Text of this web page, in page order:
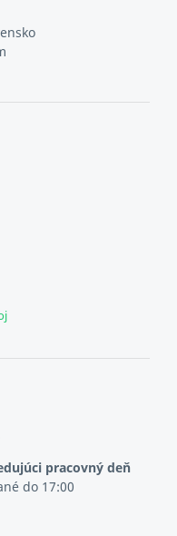
pracovný deň
do 17:00